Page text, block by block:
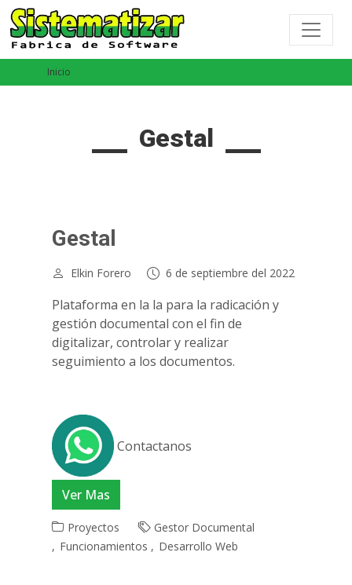
Inicio
Gestal
Gestal
Elkin Forero 6 de septiembre del 2022
Plataforma en la la para la radicación y
gestión documental con el fin de
digitalizar, controlar y realizar
seguimiento a los documentos.
Contactanos
Ver Mas
Proyectos
Gestor Documental
Funcionamientos
Desarrollo Web